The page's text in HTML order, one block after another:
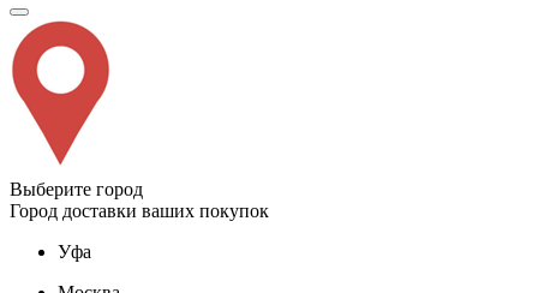
Выберите город
Город доставки ваших покупок
Уфа